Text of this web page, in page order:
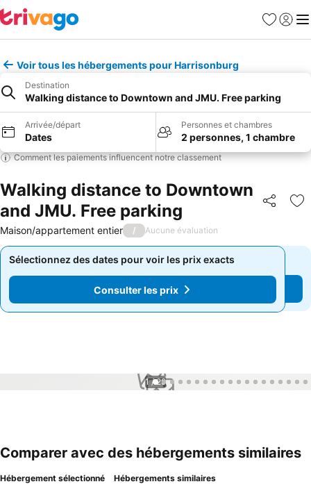
Favoris
Se
Voir tous les hébergements pour Harrisonburg
Destination
Walking distance to Downtown and JMU. Free parking
Arrivée/départ
Dates
Personnes et chambres
2 personnes, 1 chambre
Comment les paiements influencent notre classement
Walking distance to Downtown
and JMU. Free parking
Partager
Maison/appartement entier / Aucune évaluation
Sélectionnez des dates pour voir les prix exacts
Consulter les prix
Sélectionnez des dates pour voir les prix exacts
Consulter les prix
1 / 29
Comparer avec des hébergements similaires
Hébergement sélectionné Hébergements similaires